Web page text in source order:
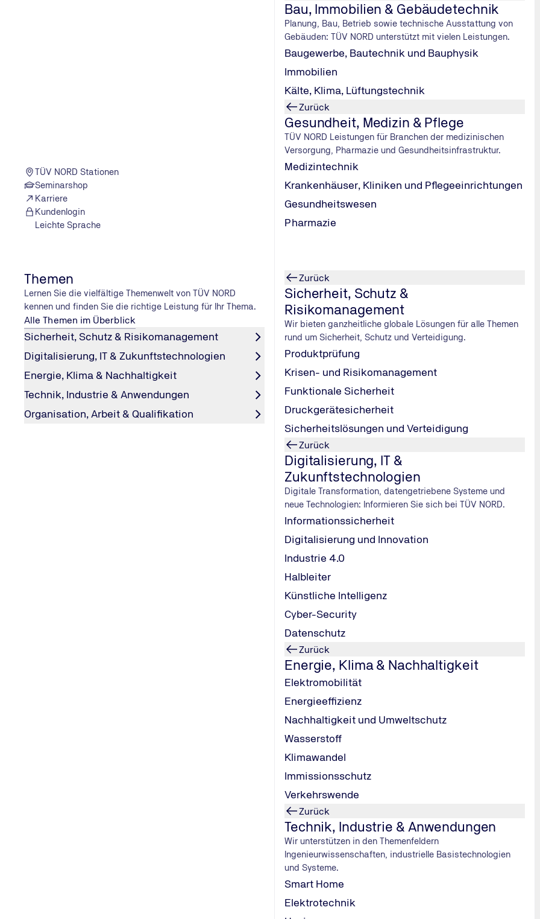
TÜV NORD Stationen
Seminarshop
Karriere
Kundenlogin
Leichte Sprache
Bau, Immobilien & Gebäudetechnik
Planung, Bau, Betrieb sowie technische Ausstattung von
Gebäuden: TÜV NORD unterstützt mit vielen Leistungen.
Baugewerbe, Bautechnik und Bauphysik
Immobilien
Kälte, Klima, Lüftungstechnik
Zurück
Gesundheit, Medizin & Pflege
TÜV NORD Leistungen für Branchen der medizinischen
Versorgung, Pharmazie und Gesundheitsinfrastruktur.
Medizintechnik
Krankenhäuser, Kliniken und Pflegeeinrichtungen
Gesundheitswesen
Pharmazie
Themen
Lernen Sie die vielfältige Themenwelt von TÜV NORD
kennen und finden Sie die richtige Leistung für Ihr Thema.
Alle Themen im Überblick
Sicherheit, Schutz & Risikomanagement
Digitalisierung, IT & Zukunftstechnologien
Energie, Klima & Nachhaltigkeit
Technik, Industrie & Anwendungen
Organisation, Arbeit & Qualifikation
Zurück
Sicherheit, Schutz &
Risikomanagement
Wir bieten ganzheitliche globale Lösungen für alle Themen
rund um Sicherheit, Schutz und Verteidigung.
Produktprüfung
Krisen- und Risikomanagement
Funktionale Sicherheit
Druckgerätesicherheit
Sicherheitslösungen und Verteidigung
Zurück
Digitalisierung, IT &
Zukunftstechnologien
Digitale Transformation, datengetriebene Systeme und
neue Technologien: Informieren Sie sich bei TÜV NORD.
Informationssicherheit
Digitalisierung und Innovation
Industrie 4.0
Halbleiter
Künstliche Intelligenz
Cyber-Security
Datenschutz
Zurück
Energie, Klima & Nachhaltigkeit
Elektromobilität
Energieeffizienz
Nachhaltigkeit und Umweltschutz
Wasserstoff
Klimawandel
Immissionsschutz
Verkehrswende
Zurück
Technik, Industrie & Anwendungen
Wir unterstützen in den Themenfeldern
Ingenieurwissenschaften, industrielle Basistechnologien
und Systeme.
Smart Home
Elektrotechnik
Es gibt dort unterschiedliche Anlagen mit sehr hohen
3,5 m/s, hoher Förderhöhe bis 90 Meter, und hoher Tragkraft bis 4
Technik auf dem neuesten Stand
Warum das?
Zu Beginn der Bauzeit wurden Aufzüge noch nach nationalem Recht in Betrieb genommen, dann mussten
Die Elbphilharmonie als Gast erleben
Und, waren Sie schon da, seit die Elphi Ende letzten Jahres für das Publikum geöffnet wurde?
Bisher noch nicht – ich lasse erst mal denen den Vortritt, die noch nicht da waren. Karten für ein Konzert habe ich
besuchen.
#explore - Das Online-Magazin von TÜV NORD
Dies ist ein Artikel von #explore. #explore ist eine digitale Entdeckungsreise in
eine Welt, die sich in rasantem Tempo wandelt. Die zunehmende Vernetzung,
innovative Technologien und die alles umfassende Digitalisierung schaffen Neues
und stellen Gewohntes auf den Kopf. Doch das birgt auch Gefahren und Risiken: